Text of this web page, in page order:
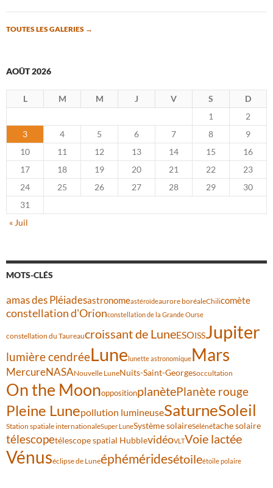
TOUTES LES GALERIES →
AOÛT 2026
L M M J V S
D
1
2
3
4 5 6 7 8
9
10
11 12 13 14 15
16
17
18 19 20 21 22
23
24
25 26 27 28 29
30
31
« Juil
MOTS-CLÉS
amas des Pléiadesastronomeastéroïdeaurore boréaleChilicomète
constellation d'Orionconstellation de la Grande Ourse
constellation du Taureaucroissant de LuneESOISSJupiter
lumière cendréeLunelunette astronomiqueMars
MercureNASANouvelle LuneNuits-Saint-Georgesoccultation
On the MoonoppositionplanètePlanète rouge
Pleine Lunepollution lumineuseSaturneSoleil
Station spatiale internationaleSuper LuneSystème solaireSélénétache solaire
télescopetélescope spatial HubblevidéoVLTVoie lactée
Vénuséclipse de Luneéphéméridesétoileétoile polaire